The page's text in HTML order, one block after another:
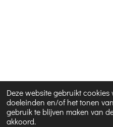
Deze website gebruikt cookies
doeleinden en/of het tonen
gebruik te blijven maken van
akkoord.